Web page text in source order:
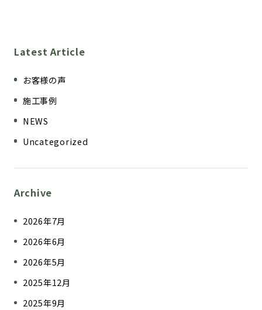
Latest Article
お客様の声
施工事例
NEWS
Uncategorized
Archive
2026年7月
2026年6月
2026年5月
2025年12月
2025年9月